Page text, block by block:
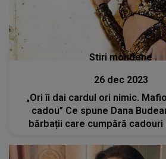
Stiri mondene
26 dec 2023
„Ori îi dai cardul ori nimic.
cadou” Ce spune Dana
bărbații care cumpără cadouri